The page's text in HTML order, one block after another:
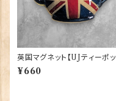
英国マグネット【UJティーポッ
ト】Elgate Products 90030
¥660